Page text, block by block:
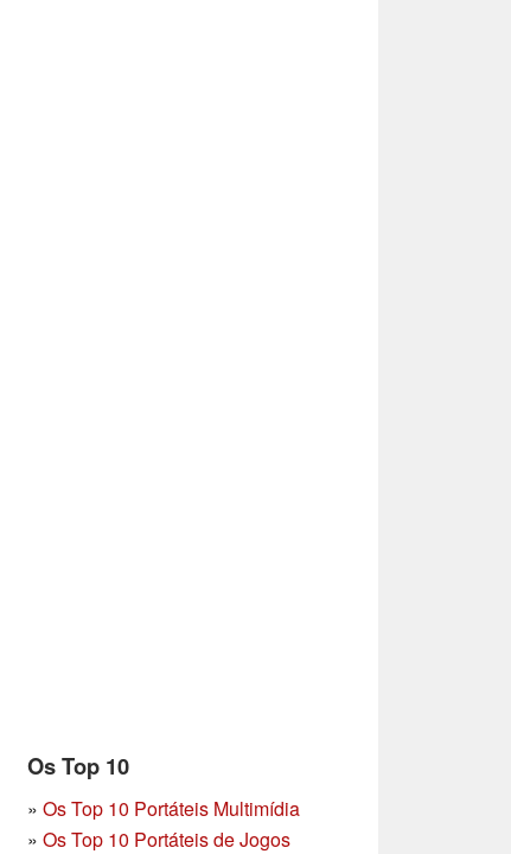
Os Top 10
» Os Top 10 Portáteis Multimídia
» Os Top 10 Portáteis de Jogos